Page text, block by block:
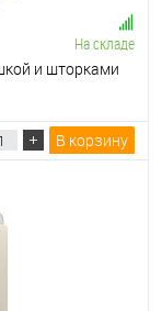
На складе
и шторками
В корзину